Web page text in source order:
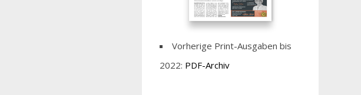
Vorherige Print-Ausgaben bis
2022: PDF-Archiv